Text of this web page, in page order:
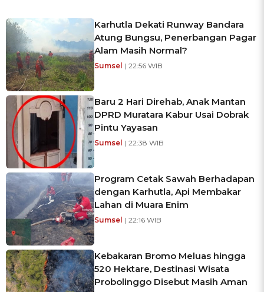
Karhutla Dekati Runway Bandara
Atung Bungsu, Penerbangan Pagar
Alam Masih Normal?
Sumsel | 22:56 WIB
Baru 2 Hari Direhab, Anak Mantan
DPRD Muratara Kabur Usai Dobrak
Pintu Yayasan
Sumsel | 22:38 WIB
Program Cetak Sawah Berhadapan
dengan Karhutla, Api Membakar
Lahan di Muara Enim
Sumsel | 22:16 WIB
Kebakaran Bromo Meluas hingga
520 Hektare, Destinasi Wisata
Probolinggo Disebut Masih Aman